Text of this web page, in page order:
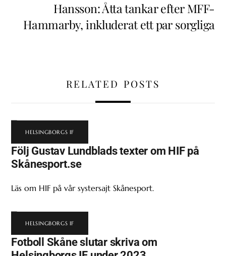
Hansson: Åtta tankar efter MFF-
Hammarby, inkluderat ett par sorgliga
RELATED POSTS
HELSINGBORGS IF
Följ Gustav Lundblads texter om HIF på
Skånesport.se
Läs om HIF på vår systersajt Skånesport.
HELSINGBORGS IF
Fotboll Skåne slutar skriva om